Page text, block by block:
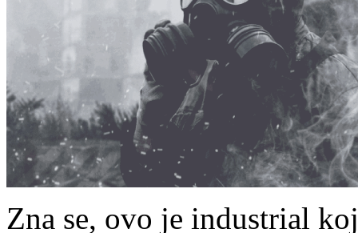
Zna se, ovo je industrial